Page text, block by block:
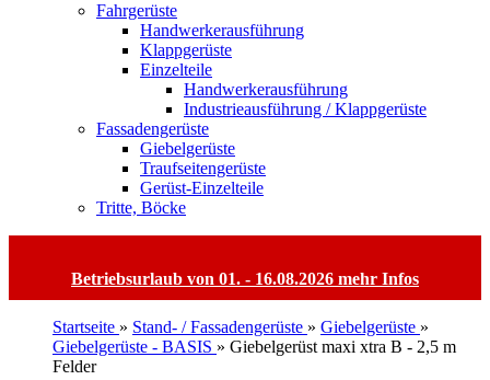
Fahrgerüste
Handwerkerausführung
Klappgerüste
Einzelteile
Handwerkerausführung
Industrieausführung / Klappgerüste
Fassadengerüste
Giebelgerüste
Traufseitengerüste
Gerüst-Einzelteile
Tritte, Böcke
Betriebsurlaub von 01. - 16.08.2026 mehr Infos
Startseite » Stand- / Fassadengerüste » Giebelgerüste »
Giebelgerüste - BASIS » Giebelgerüst maxi xtra B - 2,5 m
Felder